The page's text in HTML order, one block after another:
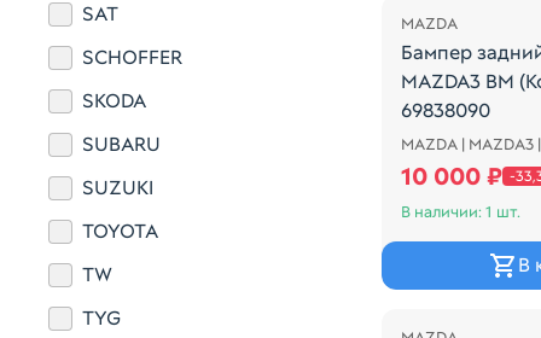
SAT
SCHOFFER
SKODA
SUBARU
SUZUKI
TOYOTA
TW
TYG
MAZDA
Бампер
MAZDA3 BM
69838090
ХЕТЧБЕК
MAZDA | MAZDA3
10 000 ₽ -
В наличии: 1 шт.
В
Распродажа